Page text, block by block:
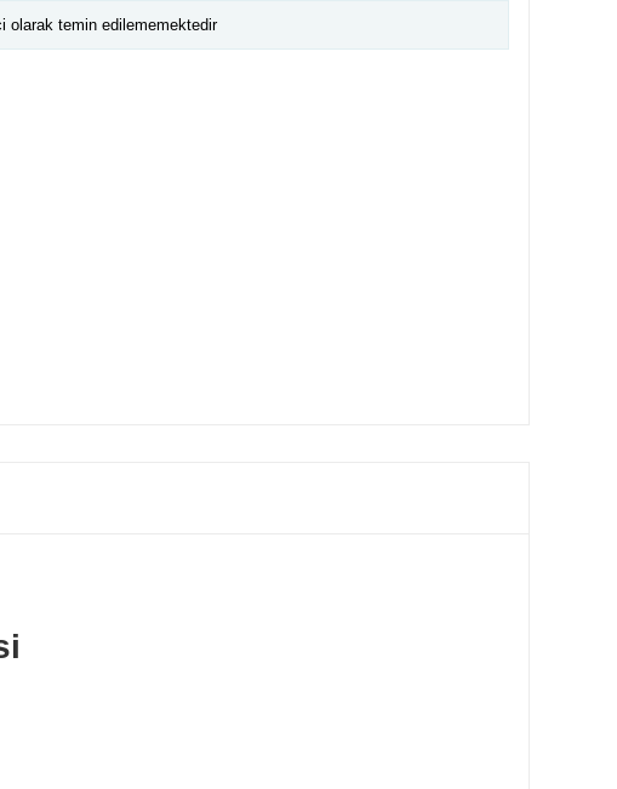
olarak temin edilememektedir